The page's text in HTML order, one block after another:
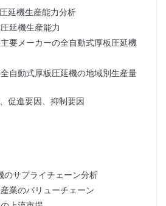
延機生産能力分析
延機生産能力
要メーカーの全自動式厚板圧延機
自動式厚板圧延機の地域別生産量
促進要因、抑制要因
のサプライチェーン分析
業のバリューチェーン